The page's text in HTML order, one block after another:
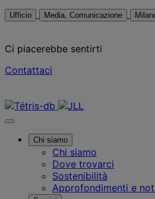
Ufficio Media, Comunicazione
Ci piacerebbe sentirti
Contattaci
Chi siamo
Chi siamo
Dove trovarci
Sostenibilità
Approfondimenti e